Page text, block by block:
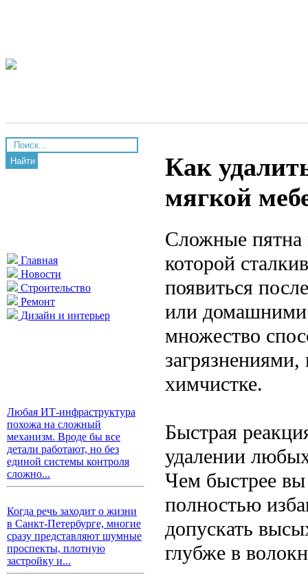
Найти
Главная
Новости
Строительство
Ремонт
Дизайн и интерьер
Любая ИТ-инфраструктура
похожа на сложный
механизм. Вроде бы все
детали работают, но без
единой системы контроля
сложно...
Когда речь заходит о жизни
в Санкт-Петербурге, многие
сразу представляют шумные
проспекты, плотную
застройку и...
Как
мягкой
Сложные пятна
которой
появиться
или
множество
химчистке.
Быстрая
удалении
Чем быстрее вы
полностью
допускать
глубже в